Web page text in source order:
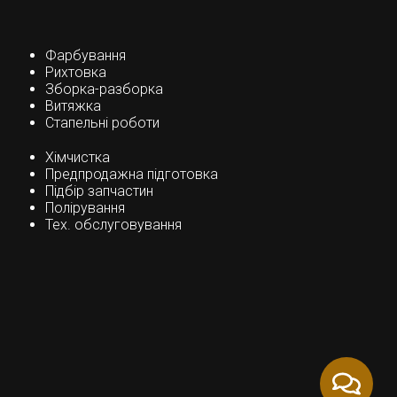
Фарбування
Рихтовка
Зборка-разборка
Витяжка
Стапельні роботи
Хімчистка
Предпродажна підготовка
Підбір запчастин
Полірування
Тех. обслуговування